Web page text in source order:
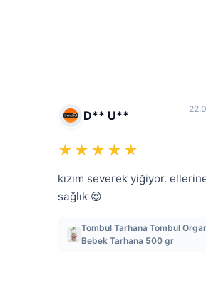
D** U**
★★★★★
kızım severek yiğiyor.
sağlık 😍
Tombul Tarhana Tombul
Bebek Tarhana 500 gr